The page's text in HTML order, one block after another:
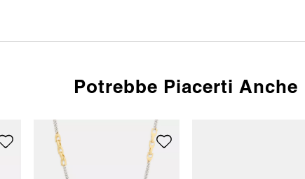
Potrebbe Piacerti Anche